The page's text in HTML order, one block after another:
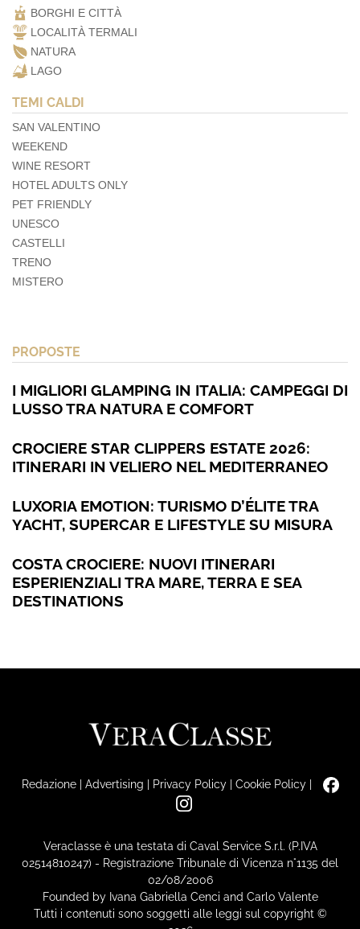
BORGHI E CITTÀ
LOCALITÀ TERMALI
NATURA
LAGO
TEMI CALDI
SAN VALENTINO
WEEKEND
WINE RESORT
HOTEL ADULTS ONLY
PET FRIENDLY
UNESCO
CASTELLI
TRENO
MISTERO
PROPOSTE
I MIGLIORI GLAMPING IN ITALIA: CAMPEGGI DI
LUSSO TRA NATURA E COMFORT
CROCIERE STAR CLIPPERS ESTATE 2026:
ITINERARI IN VELIERO NEL MEDITERRANEO
LUXORIA EMOTION: TURISMO D’ÉLITE TRA
YACHT, SUPERCAR E LIFESTYLE SU MISURA
COSTA CROCIERE: NUOVI ITINERARI
ESPERIENZIALI TRA MARE, TERRA E SEA
DESTINATIONS
Redazione| Advertising | Privacy Policy| Cookie Policy|
Veraclasse è una testata di Caval Service S.r.l. (P.IVA
02514810247) - Registrazione Tribunale di Vicenza n°1135 del
02/08/2006
Founded by Ivana Gabriella Cenci and Carlo Valente
Tutti i contenuti sono soggetti alle leggi sul copyright ©